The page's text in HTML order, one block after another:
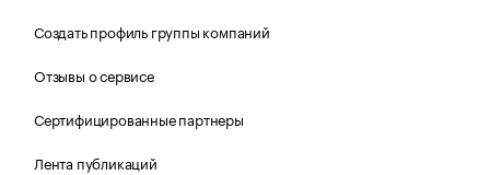
Создать профиль группы компаний
Отзывы о сервисе
Сертифицированные партнеры
Лента публикаций